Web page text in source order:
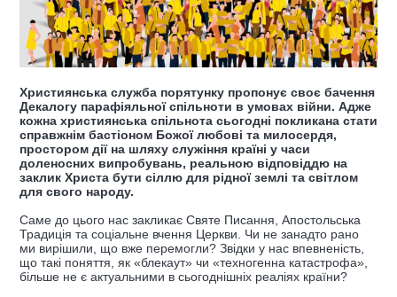
Християнська служба порятунку пропонує своє бачення
Декалогу парафіяльної спільноти в умовах війни. Адже
кожна християнська спільнота сьогодні покликана стати
справжнім бастіоном Божої любові та милосердя,
простором дії на шляху служіння країні у часи
доленосних випробувань, реальною відповіддю на
заклик Христа бути сіллю для рідної землі та світлом
для свого народу.
Саме до цього нас закликає Святе Писання, Апостольська
Традиція та соціальне вчення Церкви. Чи не занадто рано
ми вирішили, що вже перемогли? Звідки у нас впевненість,
що такі поняття, як «блекаут» чи «техногенна катастрофа»,
більше не є актуальними в сьогоднішніх реаліях країни?